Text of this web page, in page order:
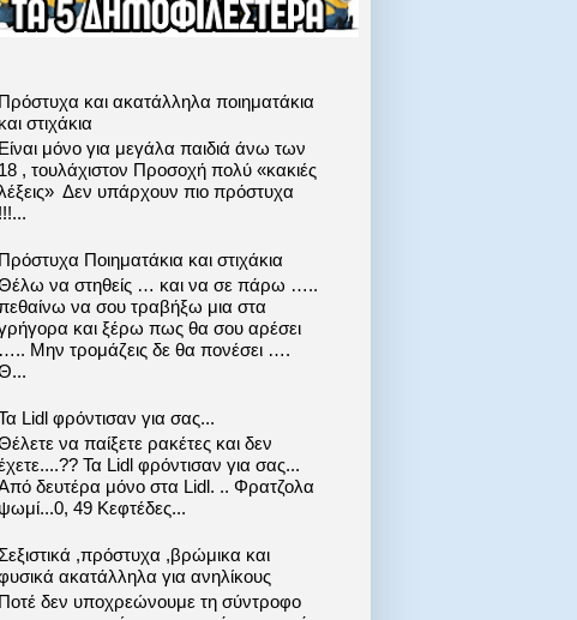
Πρόστυχα και ακατάλληλα ποιηματάκια
και στιχάκια
Είναι μόνο για μεγάλα παιδιά άνω των
18 , τουλάχιστον Προσοχή πολύ «κακιές
Δεν υπάρχουν πιο πρόστυχα
!!!...
Πρόστυχα Ποιηματάκια και στιχάκια
να στηθείς … και να σε πάρω …..
να σου τραβήξω μια στα
και ξέρω πως θα σου αρέσει
….. Μην τρομάζεις δε θα πονέσει ….
Lidl φρόντισαν για σας...
να παίξετε ρακέτες και δεν
Τα Lidl φρόντισαν για σας...
δευτέρα μόνο στα Lidl. .. Φρατζολα
ψωμί...0, 49 Κεφτέδες...
Σεξιστικά ,πρόστυχα ,βρώμικα και
ακατάλληλα για ανηλίκους
Ποτέ δεν υποχρεώνουμε τη σύντροφο